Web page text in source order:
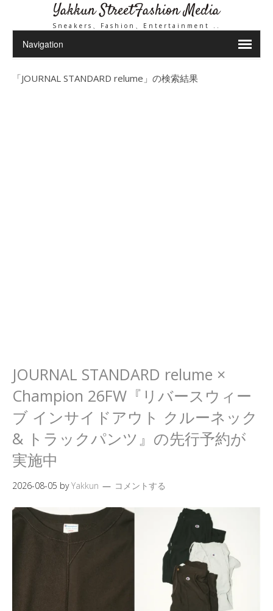
Yakkun StreetFashion Media
Sneakers、Fashion、Entertainment ..
「JOURNAL STANDARD relume 」の検索結果
JOURNAL STANDARD relume ×
Champion 26FW『リバースウィー
ブ インサイドアウト クルーネック
& トラックパンツ』の先行予約が
実施中
2026-08-05 byYakkun コメントする